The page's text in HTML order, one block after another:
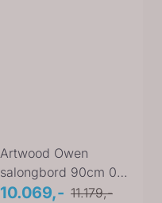
Artwood Owen
salongbord 90cm 06-
88619
10.069,- 11.179,-